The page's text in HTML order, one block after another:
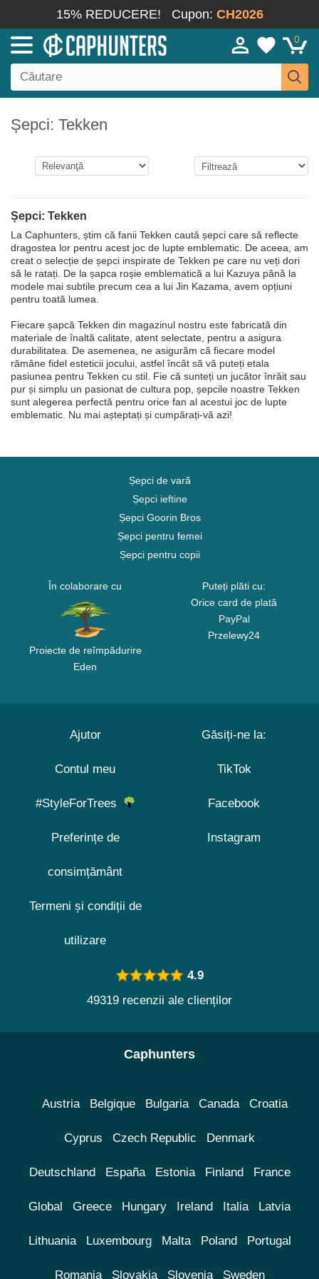
15% REDUCERE! Cupon: CH2026
0
Șepci: Tekken
Șepci: Tekken
La Caphunters, știm că fanii Tekken caută șepci care să reflecte
dragostea lor pentru acest joc de lupte emblematic. De aceea, am
creat o selecție de șepci inspirate de Tekken pe care nu veți dori
să le ratați. De la șapca roșie emblematică a lui Kazuya până la
modele mai subtile precum cea a lui Jin Kazama, avem opțiuni
pentru toată lumea.
Fiecare șapcă Tekken din magazinul nostru este fabricată din
materiale de înaltă calitate, atent selectate, pentru a asigura
durabilitatea. De asemenea, ne asigurăm că fiecare model
rămâne fidel esteticii jocului, astfel încât să vă puteți etala
pasiunea pentru Tekken cu stil. Fie că sunteți un jucător înrăit sau
pur și simplu un pasionat de cultura pop, șepcile noastre Tekken
sunt alegerea perfectă pentru orice fan al acestui joc de lupte
emblematic. Nu mai așteptați și cumpărați-vă azi!
Șepci de vară
Șepci ieftine
Șepci Goorin Bros
Șepci pentru femei
Șepci pentru copii
În colaborare cu
Proiecte de reîmpădurire
Eden
Puteți plăti cu:
Orice card de plată
PayPal
Przelewy24
Ajutor
Contul meu
#StyleForTrees
Preferințe de
consimțământ
Termeni și condiții de
utilizare
Găsiți-ne la:
TikTok
Facebook
Instagram
4.9
49319 recenzii ale clienților
Caphunters
Austria Belgique Bulgaria Canada Croatia
Cyprus Czech Republic Denmark
Deutschland España Estonia Finland France
Global Greece Hungary Ireland Italia Latvia
Lithuania Luxembourg Malta Poland Portugal
Romania Slovakia Slovenia Sweden